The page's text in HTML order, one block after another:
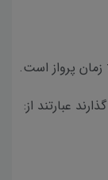
عبارتند از: